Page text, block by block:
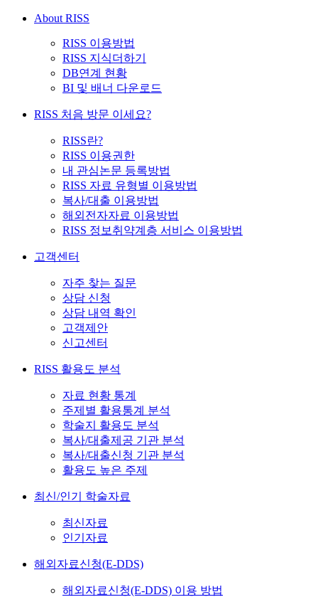
About RISS
RISS 이용방법
RISS 지식더하기
DB연계 현황
BI 및 배너 다운로드
RISS 처음 방문 이세요?
RISS란?
RISS 이용권한
내 관심논문 등록방법
RISS 자료 유형별 이용방법
복사/대출 이용방법
해외전자자료 이용방법
RISS 정보취약계층 서비스 이용방법
고객센터
자주 찾는 질문
상담 신청
상담 내역 확인
고객제안
신고센터
RISS 활용도 분석
자료 현황 통계
주제별 활용통계 분석
학술지 활용도 분석
복사/대출제공 기관 분석
복사/대출신청 기관 분석
활용도 높은 주제
최신/인기 학술자료
최신자료
인기자료
해외자료신청(E-DDS)
해외자료신청(E-DDS) 이용 방법